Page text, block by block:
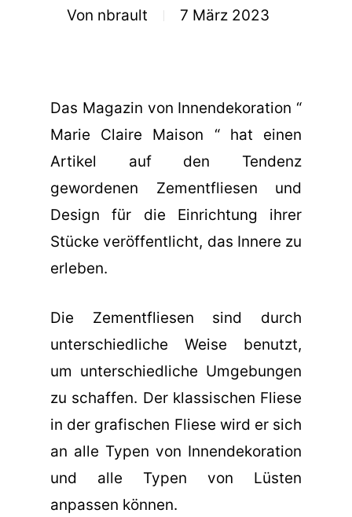
Von nbrault 7 März 2023
Das Magazin von Innendekoration “
Marie Claire Maison “ hat einen
Artikel auf den Tendenz
gewordenen Zementfliesen und
Design für die Einrichtung ihrer
Stücke veröffentlicht, das Innere zu
erleben.
Die Zementfliesen sind durch
unterschiedliche Weise benutzt,
um unterschiedliche Umgebungen
zu schaffen. Der klassischen Fliese
in der grafischen Fliese wird er sich
an alle Typen von Innendekoration
und alle Typen von Lüsten
anpassen können.